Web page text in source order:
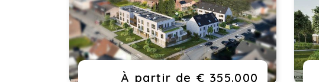
À partir de € 355.000